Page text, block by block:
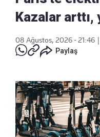
Kazalar
08 Ağustos, 2026 - 21:46
Paylaş